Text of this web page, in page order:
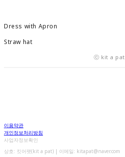
Dress with Apron
Straw hat
ⓒ kit a pat
이용약관
개인정보처리방침
사업자정보확인
상호: 킷어팻(kit a pat) | 이메일: kitapat@naver.com